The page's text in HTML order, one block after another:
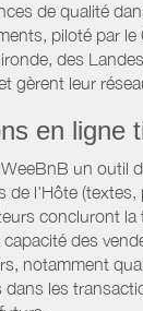
de qualité
piloté par
des
gèrent leur
en ligne
un outil
de l'Hôte
concluront
des
notamment
dans les